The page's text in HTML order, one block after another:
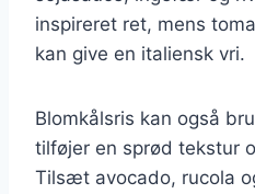
inspireret ret, mens
kan give en italiensk vri.
Blomkålsris kan også
tilføjer en sprød tekstur
Tilsæt avocado, rucola